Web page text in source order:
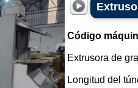
Código
Extrusora de
Longitud del